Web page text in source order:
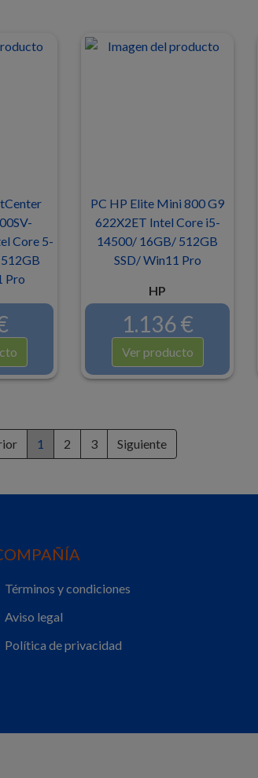
Core 5-
Pro
PC HP Elite Mini 800 G9
622X2ET Intel Core i5-
14500/ 16GB/ 512GB
SSD/ Win11 Pro
HP
1.136 €
Ver producto
1 2 3 Siguiente
Términos y condiciones
Aviso legal
Política de privacidad